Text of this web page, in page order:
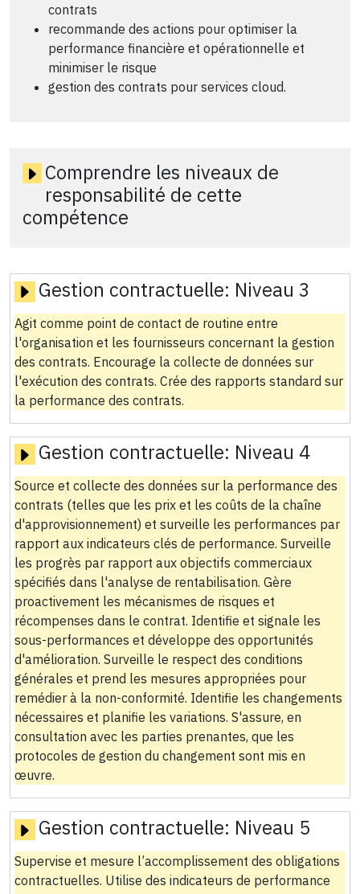
contrats
recommande des actions pour optimiser la
performance financière et opérationnelle et
minimiser le risque
gestion des contrats pour services cloud.
Comprendre les niveaux de
responsabilité de cette
compétence
Gestion contractuelle: Niveau 3
Agit comme point de contact de routine entre
l'organisation et les fournisseurs concernant la gestion
des contrats. Encourage la collecte de données sur
l'exécution des contrats. Crée des rapports standard sur
la performance des contrats.
Gestion contractuelle: Niveau 4
Source et collecte des données sur la performance des
contrats (telles que les prix et les coûts de la chaîne
d'approvisionnement) et surveille les performances par
rapport aux indicateurs clés de performance. Surveille
les progrès par rapport aux objectifs commerciaux
spécifiés dans l'analyse de rentabilisation. Gère
proactivement les mécanismes de risques et
récompenses dans le contrat. Identifie et signale les
sous-performances et développe des opportunités
d'amélioration. Surveille le respect des conditions
générales et prend les mesures appropriées pour
remédier à la non-conformité. Identifie les changements
nécessaires et planifie les variations. S'assure, en
consultation avec les parties prenantes, que les
protocoles de gestion du changement sont mis en
œuvre.
Gestion contractuelle: Niveau 5
Supervise et mesure l’accomplissement des obligations
contractuelles. Utilise des indicateurs de performance